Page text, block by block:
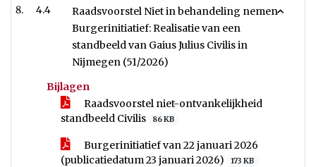
4.4
Raadsvoorstel Niet in behandeling nemen
Burgerinitiatief: Realisatie van een
standbeeld van Gaius Julius Civilis in
Nijmegen (51/2026)
Bijlagen
Raadsvoorstel niet-ontvankelijkheid
standbeeld Civilis
86 KB
Burgerinitiatief van 22 januari 2026
(publicatiedatum 23 januari 2026)
173 KB